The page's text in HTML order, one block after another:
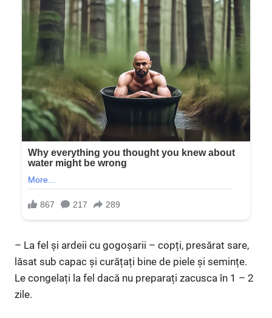
– La fel și ardeii cu gogoșarii – copți, presărat sare,
lăsat sub capac și curățați bine de piele și semințe.
Le congelați la fel dacă nu preparați zacusca în 1 – 2
zile.